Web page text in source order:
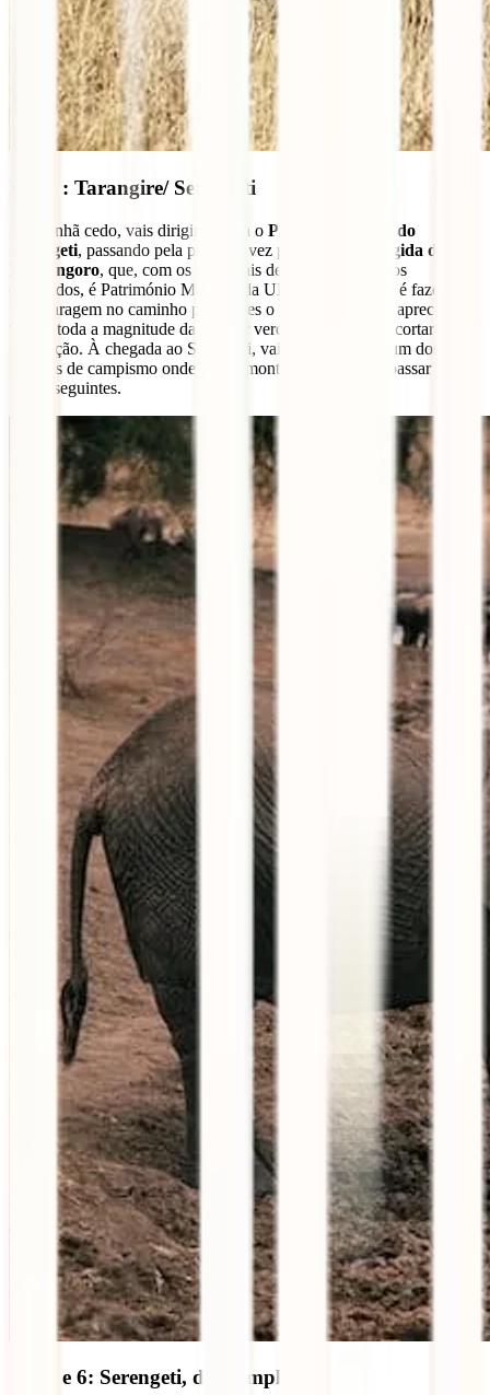
Dia 4 : Tarangire/ Serengeti
De manhã cedo, vais dirigir-te para o Parque Nacional do
Serengeti, passando pela primeira vez pela
Área Protegida de
Ngorongoro, que, com os seus mais de 8292 quilómetros
quadrados, é Património Mundial da UNESCO. O ideal é fazeres
uma paragem no caminho para veres o topo da cratera e apreciares a
vista e toda a magnitude da sua cor verde-azulada. É de cortar a
respiração. À chegada ao Serengeti, vais dirigir-te para um dos
parques de campismo onde podes montar a tua tenda e passar as
noites seguintes.
Dia 5 e 6: Serengeti, dia completo